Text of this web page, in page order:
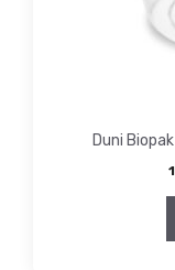
Duni